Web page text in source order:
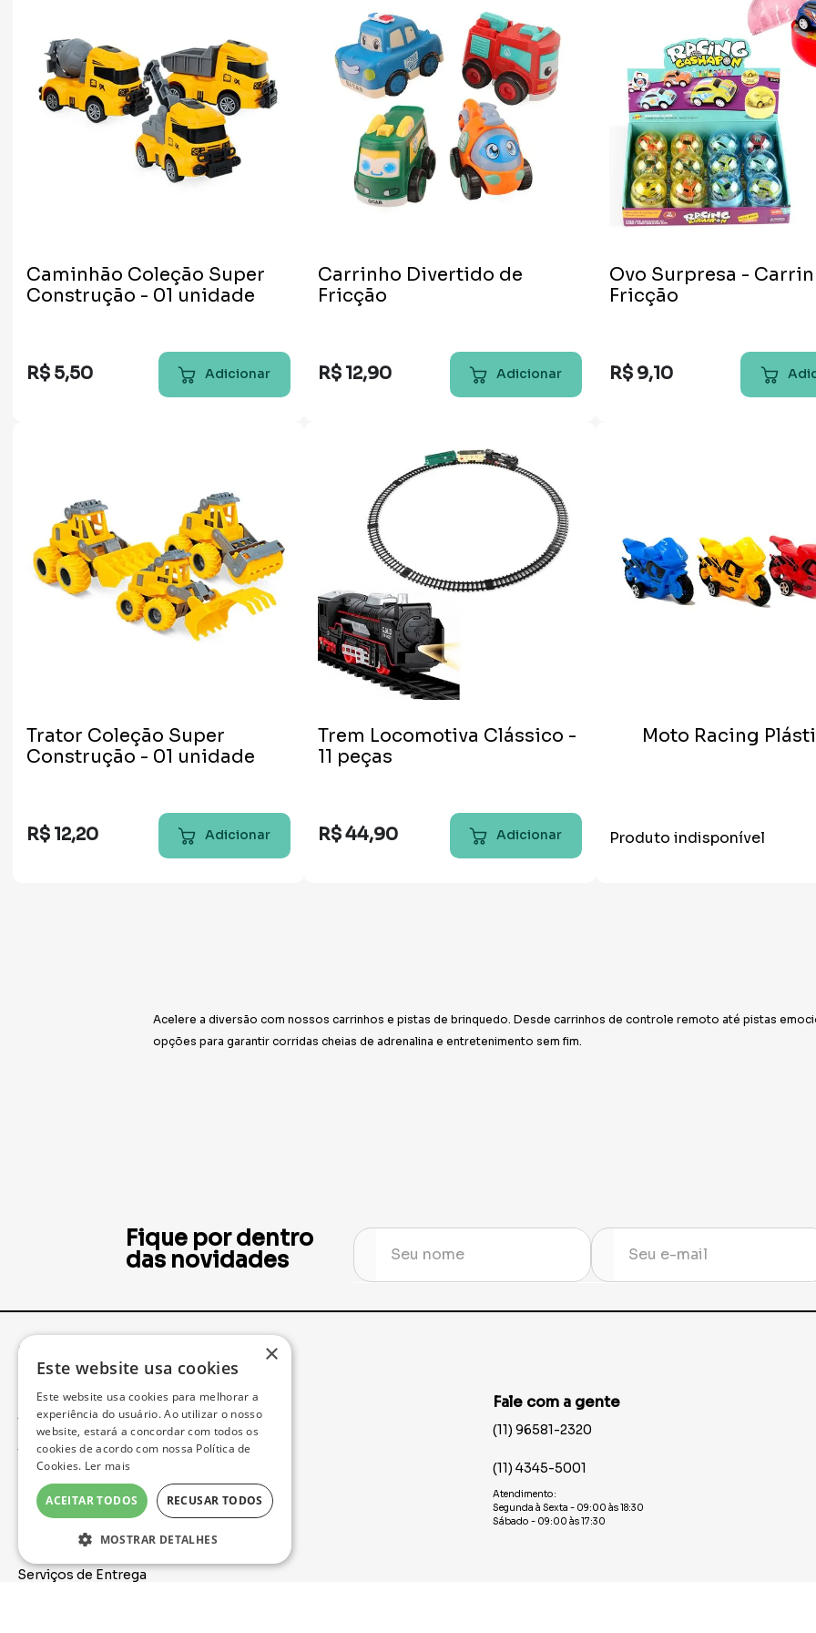
festa neon
Caminhão Coleção Super
Construção - 01 unidade
R$ 5,50 Adicionar
Carrinho Divertido de
Fricção
R$ 12,90 Adicionar
Ovo Surpresa -
Fricção
R$ 9,10
Trator Coleção Super
Construção - 01 unidade
R$ 12,20 Adicionar
Trem Locomotiva Clássico -
11 peças
R$44,90 Adicionar
Moto Racing
Produto indisponível
Acelere a diversão com nossos carrinhos e pistas de brinquedo. Desde carrinhos de controle remoto até pistas
opções para garantir corridas cheias de adrenalina e entretenimento sem fim.
Fique por dentro
das novidades
Institucional
Acompanhe seu Pedido
Trocas e Devoluções
Política de Privacidade
Formas de Pagamento
Serviços de Entrega
Fale com a gente
(11) 96581-2320
(11) 4345-5001
Atendimento:
Segunda à Sexta - 09:00 às 18:30
Sábado - 09:00 às 17:30
×
Este website usa cookies
Este website usa cookies para melhorar a
experiência do usuário. Ao utilizar o nosso
website, estará a concordar com todos os
cookies de acordo com nossa Política de
Cookies. Ler mais
ACEITAR TODOS RECUSAR TODOS
MOSTRAR DETALHES